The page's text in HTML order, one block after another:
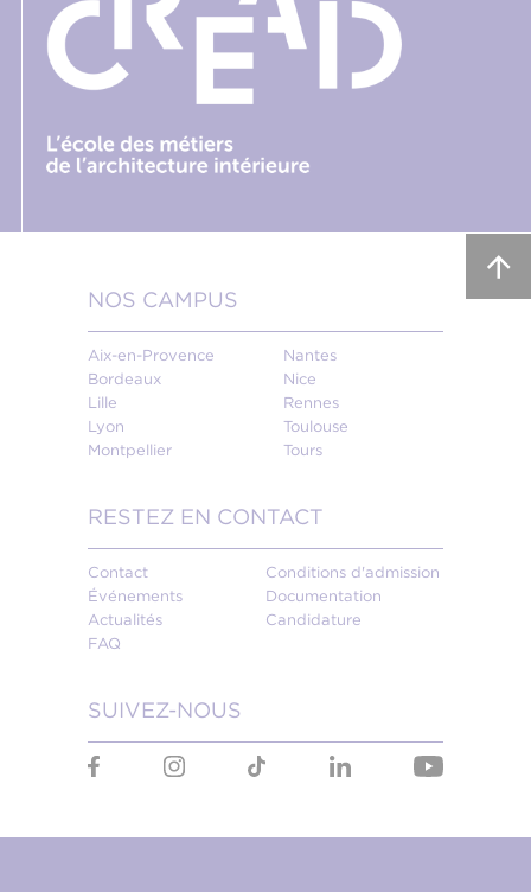
NOS CAMPUS
Aix-en-Provence
Bordeaux
Lille
Lyon
Montpellier
Nantes
Nice
Rennes
Toulouse
Tours
RESTEZ EN CONTACT
Contact
Événements
Actualités
FAQ
Conditions d'admission
Documentation
Candidature
SUIVEZ-NOUS